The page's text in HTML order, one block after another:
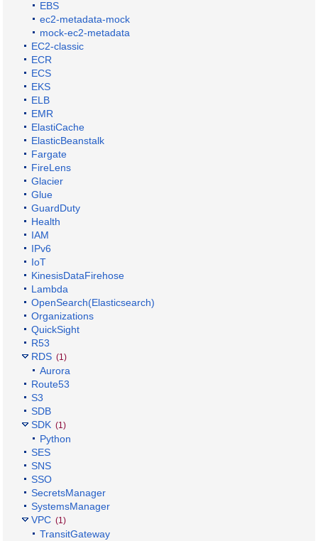
EBS
ec2-metadata-mock
mock-ec2-metadata
EC2-classic
ECR
ECS
EKS
ELB
EMR
ElastiCache
ElasticBeanstalk
Fargate
FireLens
Glacier
Glue
GuardDuty
Health
IAM
IPv6
IoT
KinesisDataFirehose
Lambda
OpenSearch(Elasticsearch)
Organizations
QuickSight
R53
RDS (1)
Aurora
Route53
S3
SDB
SDK (1)
Python
SES
SNS
SSO
SecretsManager
SystemsManager
VPC (1)
TransitGateway